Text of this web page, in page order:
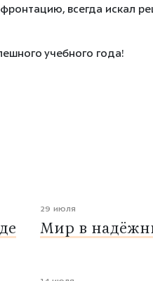
всегда искал
учебного года!
29 июля
Мир в